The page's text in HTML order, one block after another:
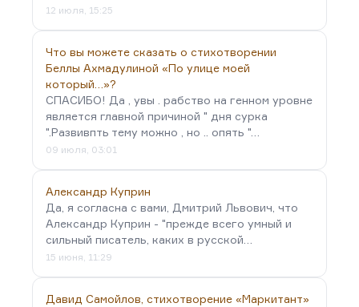
12 июля, 15:25
Что вы можете сказать о стихотворении
Беллы Ахмадулиной «По улице моей
который…»?
СПАСИБО! Да , увы . рабство на генном уровне
является главной причиной " дня сурка
".Развивпть тему можно , но .. опять "…
09 июля, 03:01
Александр Куприн
Да, я согласна с вами, Дмитрий Львович, что
Александр Куприн - "прежде всего умный и
сильный писатель, каких в русской…
15 июня, 11:29
Давид Самойлов, стихотворение «Маркитант»